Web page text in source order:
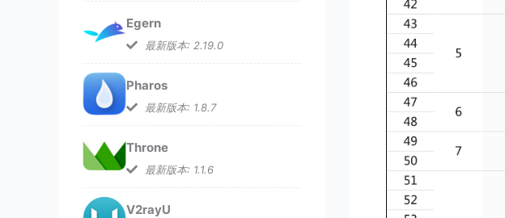
Egern
最新版本: 2.19.0
Pharos
最新版本: 1.8.7
Throne
最新版本: 1.1.6
V2rayU